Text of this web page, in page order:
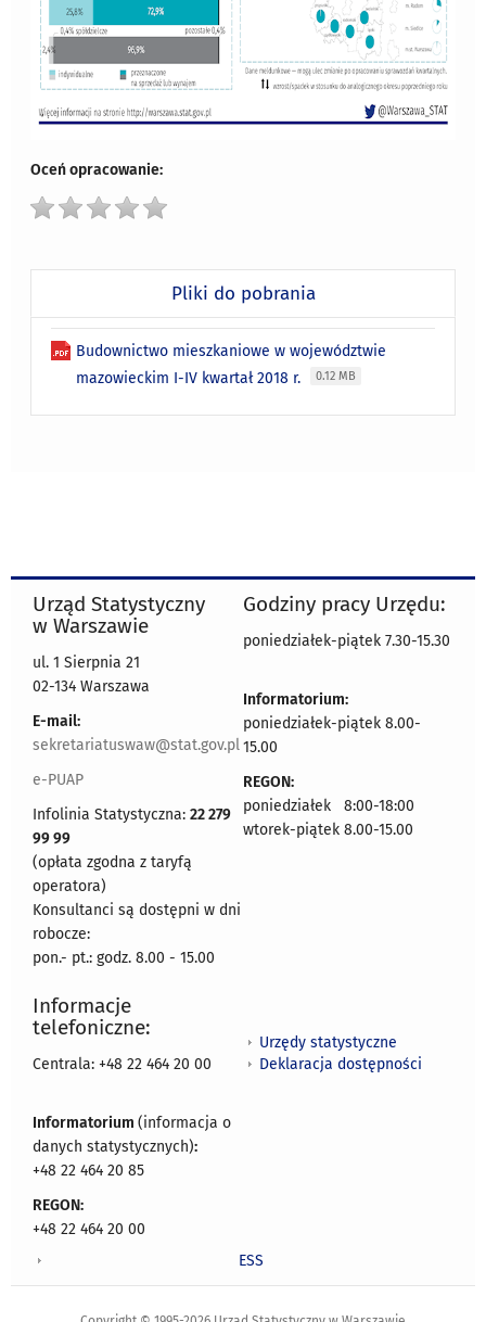
Oceń opracowanie:
Pliki do pobrania
Budownictwo mieszkaniowe w województwie
mazowieckim I-IV kwartał 2018 r.
0.12 MB
Urząd Statystyczny
w Warszawie
ul. 1 Sierpnia 21
02-134 Warszawa
E-mail:
sekretariatuswaw@stat.gov.pl
e-PUAP
Infolinia Statystyczna: 22 279
99 99
(opłata zgodna z taryfą
operatora)
Konsultanci są dostępni w dni
robocze:
pon.- pt.: godz. 8.00 - 15.00
Godziny pracy Urzędu:
poniedziałek-piątek 7.30-15.30
Informatorium:
poniedziałek-piątek 8.00-
15.00
REGON:
poniedziałek 8:00-18:00
wtorek-piątek 8.00-15.00
Informacje
telefoniczne:
Centrala: +48 22 464 20 00
Informatorium (informacja o
danych statystycznych):
+48 22 464 20 85
REGON:
+48 22 464 20 00
Urzędy statystyczne
Deklaracja dostępności
ESS